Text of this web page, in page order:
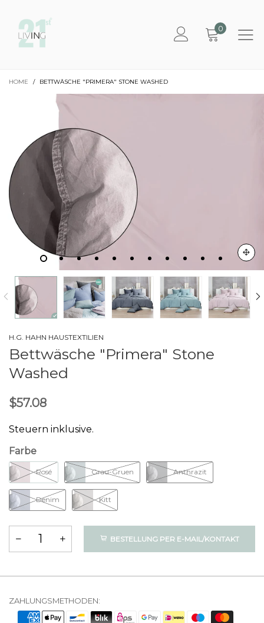
0
HOME / BETTWÄSCHE "PRIMERA" STONE WASHED
H.G. HAHN HAUSTEXTILIEN
Bettwäsche "Primera" Stone
Washed
$57.08
Steuern inklusive.
Farbe
Rosé Grau-Gruen Anthrazit
Denim Kitt
BESTELLUNG PER E-MAIL/KONTAKT
ZAHLUNGSMETHODEN: